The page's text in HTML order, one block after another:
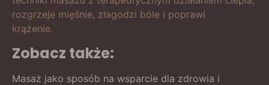
rozgrzeje mięśnie, złagodzi bóle i poprawi
krążenie.
Zobacz także:
Masaż jako sposób na wsparcie dla zdrowia i